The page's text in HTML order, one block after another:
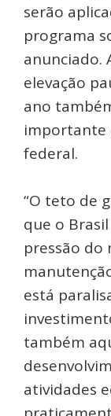
serão
programa
anunciado.
elevação
ano
importante
federal.
“O teto de
que o
pressão do
está
também
atividades